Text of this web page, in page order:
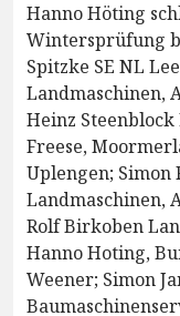
Hanno Höting
Wintersprüfung
Spitzke SE NL
Landmaschinen,
Heinz
Freese,
Uplengen; Simon
Landmaschinen,
Rolf Birkoben
Hanno Hoting,
Weener; Simon